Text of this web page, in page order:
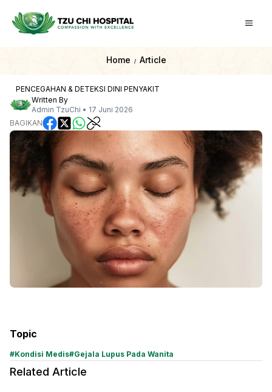
Home / Article
PENCEGAHAN & DETEKSI DINI PENYAKIT
Written By
Admin TzuChi • 17 Juni 2026
BAGIKAN
Topic
#Kondisi Medis#Gejala Lupus Pada Wanita
Related Article